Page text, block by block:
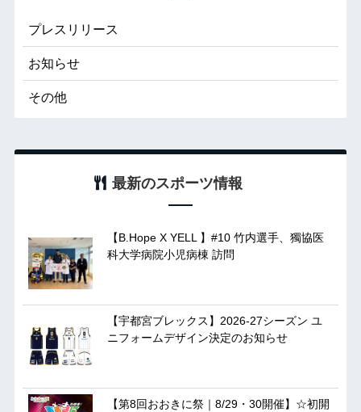
プレスリリース
お知らせ
その他
最新のスポーツ情報
【B.Hope X YELL 】#10 竹内選手、獨協医
科大学病院小児病棟 訪問
【宇都宮ブレックス】2026-27シーズン ユ
ニフォームデザイン決定のお知らせ
【第8回おおきに祭｜8/29・30開催】☆初開